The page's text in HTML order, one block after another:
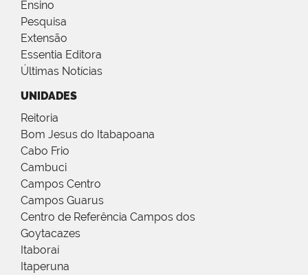
Ensino
Pesquisa
Extensão
Essentia Editora
Últimas Notícias
UNIDADES
Reitoria
Bom Jesus do Itabapoana
Cabo Frio
Cambuci
Campos Centro
Campos Guarus
Centro de Referência Campos dos
Goytacazes
Itaboraí
Itaperuna